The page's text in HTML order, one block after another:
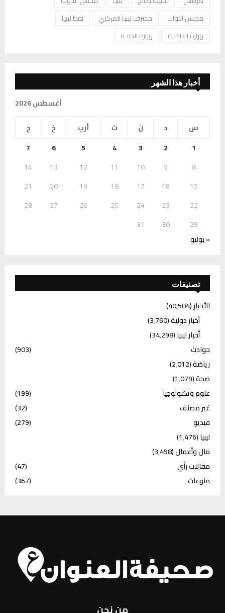
مجلس النواب
مصرف ليبيا المركزي
نفط ليبيا
وزارة الداخلية
وزارة الصحة
أخبار هذا الشهر
أغسطس 2026
س
د ن ث أرب خ
ج
1
2
3
4
5
6
7
8
9
10
11
12
13
14
15
16
17
18
19
20
21
22
23
24
25
26
27
28
29
30
31
« يوليو
تصنيفات
الأخبار(40٬504)
أخبار دولية(3٬760)
أخبار ليبيا(34٬298)
حوادث
(903)
رياضة(2٬012)
صحة(1٬079)
علوم وتكنولوجيا
(199)
غير مصنف
(32)
فيديو
(279)
ليبيا(1٬476)
مال وأعمال(3٬498)
مقالات رأي
(47)
منوعات
(367)